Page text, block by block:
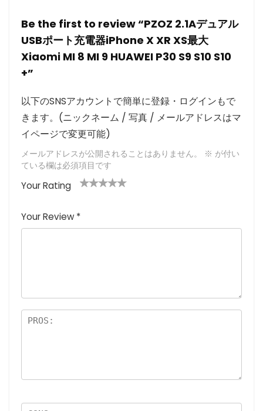
Be the first to review “PZOZ 2.1Aデュアル
USBポート充電器iPhone X XR XS最大
Xiaomi MI 8 MI 9 HUAWEI P30 S9 S10 S10
+”
以下のSNSアカウントで簡単に登録・ログインもで
きます。(ニックネーム / 写真 / メールアドレスはマ
イページで変更可能)
メールアドレスが公開されることはありません。 ※ が付い
ている欄は必須項目です
Your Rating
つ
星
価
星
(最
(最高
評価:
(最高評
価: 5つ
高評価: 5
つ星)
Your Review *